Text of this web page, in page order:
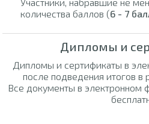
количества баллов (6 - 7
Дипломы и
Дипломы и сертификаты в
после подведения итогов в
Все документы в электронном